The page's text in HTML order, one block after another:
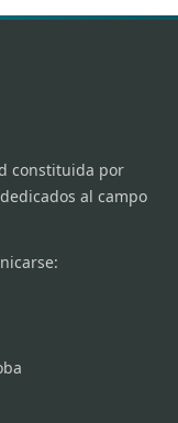
constituida por
al campo